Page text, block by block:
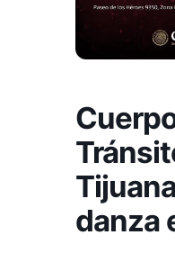
danza